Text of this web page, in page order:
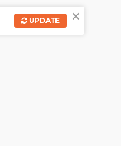
×
UPDATE